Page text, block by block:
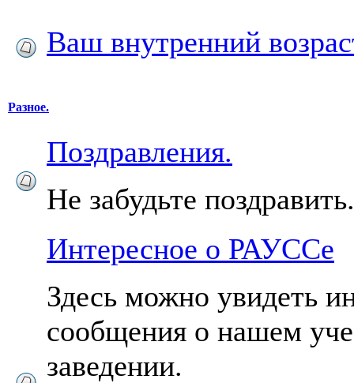
Ваш внутренний
Разное.
Поздравления.
Не забудьте
Интересное о РАУССе
Здесь можно увидеть
сообщения о нашем
заведении.